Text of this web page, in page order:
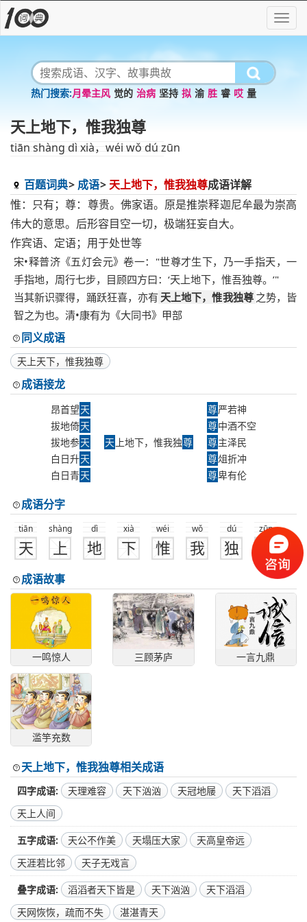
月晕主风 觉的 治病 坚持 拟 渝 胜 睿 哎 量
天上地下，惟我独尊
tiān shàng dì xià，wéi wǒ dú zūn
百题词典 成语 天上地下，惟我独尊成语详解
惟：只有；尊：尊贵。佛家语。原是推崇释迦尼牟最为崇高
伟大的意思。后形容目空一切，极端狂妄自大。
作宾语、定语；用于处世等
宋•释普济《五灯会元》卷一："世尊才生下，乃一手指天，一
手指地，周行七步，目顾四方曰：‘天上地下，惟吾独尊。’"
当其新识骤得，踊跃狂喜，亦有 天上地下，惟我独尊 之势，皆
智之为也。清•康有为《大同书》甲部
同义成语
天上天下，惟我独尊
成语接龙
昂首望天
拔地倚天
拔地参天
白日升天
白日青天
天 上地下，惟我独尊
尊严若神
尊中酒不空
尊主泽民
尊俎折冲
尊卑有伦
成语分字
tiān
天
shàng
上
dì
地
xià
下
wéi
惟
wǒ
我
dú
独
zūn
尊
成语故事
一鸣惊人 三顾茅庐 一言九鼎
滥竽充数
天上地下，惟我独尊相关成语
四字成语 天理难容 天下汹汹 天冠地屦
天下滔滔
天上人间
五字成语 天公不作美 天塌压大家
天高皇帝远
天涯若比邻
天子无戏言
叠字成语 滔滔者天下皆是 天下汹汹
天下滔滔
天网恢恢，疏而不失
湛湛青天